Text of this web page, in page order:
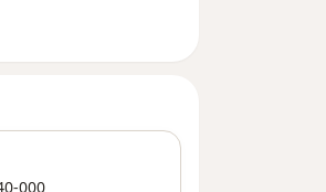
000